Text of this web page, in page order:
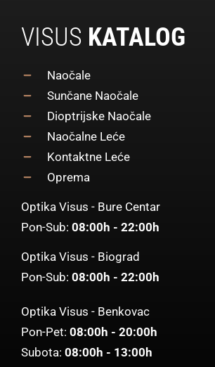
VISUS KATALOG
Naočale
Sunčane Naočale
Dioptrijske Naočale
Naočalne Leće
Kontaktne Leće
Oprema
Optika Visus - Bure Centar
Pon-Sub: 08:00h - 22:00h
Optika Visus - Biograd
Pon-Sub: 08:00h - 22:00h
Optika Visus - Benkovac
Pon-Pet: 08:00h - 20:00h
Subota: 08:00h - 13:00h